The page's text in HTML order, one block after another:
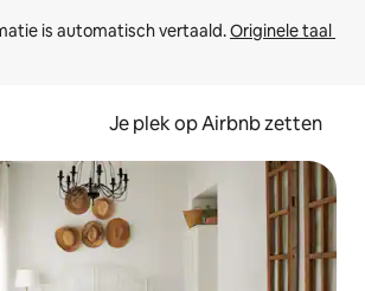
is automatisch vertaald. Originele taal
Je plek op Airbnb zetten